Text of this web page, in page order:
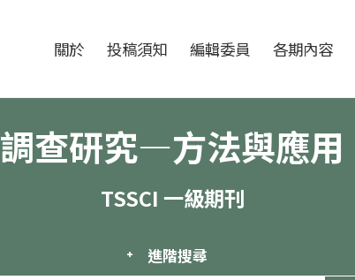
關於 投稿須知 編輯委員 各期內容
調查研究—方法與應用
TSSCI 一級期刊
進階搜尋